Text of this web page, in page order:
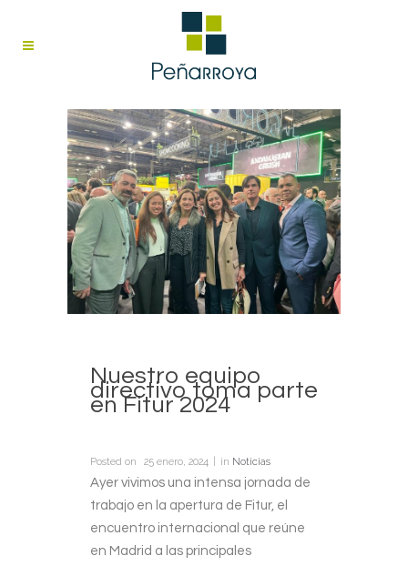
Nuestro equipo
directivo toma parte
en Fitur 2024
Posted on 25 enero, 2024 in Noticias
Ayer vivimos una intensa jornada de
trabajo en la apertura de Fitur, el
encuentro internacional que reúne
en Madrid a las principales